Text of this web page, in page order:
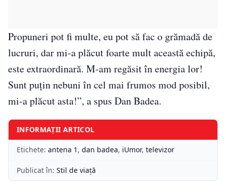
Propuneri pot fi multe, eu pot să fac o grămadă de
lucruri, dar mi-a plăcut foarte mult această echipă,
este extraordinară. M-am regăsit în energia lor!
Sunt puțin nebuni în cel mai frumos mod posibil,
mi-a plăcut asta!”, a spus Dan Badea.
INFORMAȚII ARTICOL
Etichete: antena 1 , dan badea, iUmor, televizor
Publicat în: Stil de viață